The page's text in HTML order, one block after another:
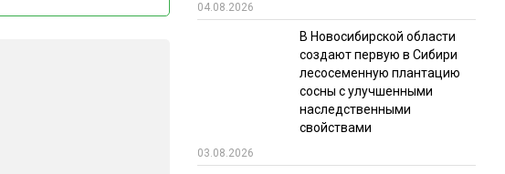
04.08.2026
В Новосибирской области
создают первую в Сибири
лесосеменную плантацию
сосны с улучшенными
наследственными
свойствами
03.08.2026